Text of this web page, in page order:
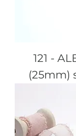
121 -
(25mm)